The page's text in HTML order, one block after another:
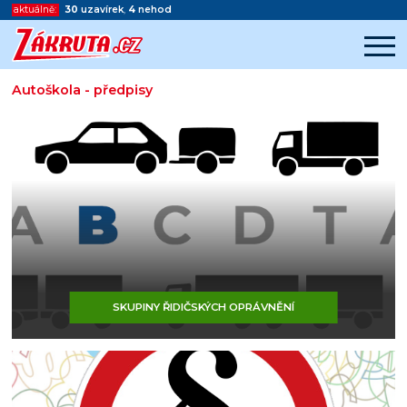
aktuálně: 30 uzavírek, 4 nehod
Autoškola - předpisy
Konec reklamy
SKUPINY ŘIDIČSKÝCH OPRÁVNĚNÍ